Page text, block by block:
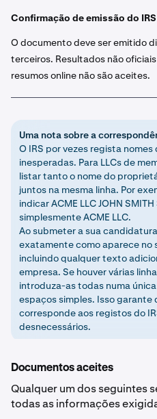
Confirmação de emissão do IRS
O documento deve ser emitido
terceiros. Resultados não
resumos online não são aceites.
Uma nota sobre a
O IRS por vezes regista
inesperadas. Para LLCs de
listar tanto o nome do
juntos na mesma linha. Por
indicar ACME LLC JOHN
simplesmente ACME LLC.
Ao submeter a sua
exatamente como aparece no
incluindo qualquer texto
empresa. Se houver várias
introduza-as todas numa
espaços simples. Isso garante
corresponde aos registos do
desnecessários.
Documentos aceites
Qualquer um dos seguintes
todas as informações